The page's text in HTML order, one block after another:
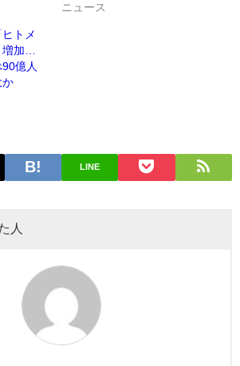
ニュース
トメ
増加…
億人
か
LINE
人